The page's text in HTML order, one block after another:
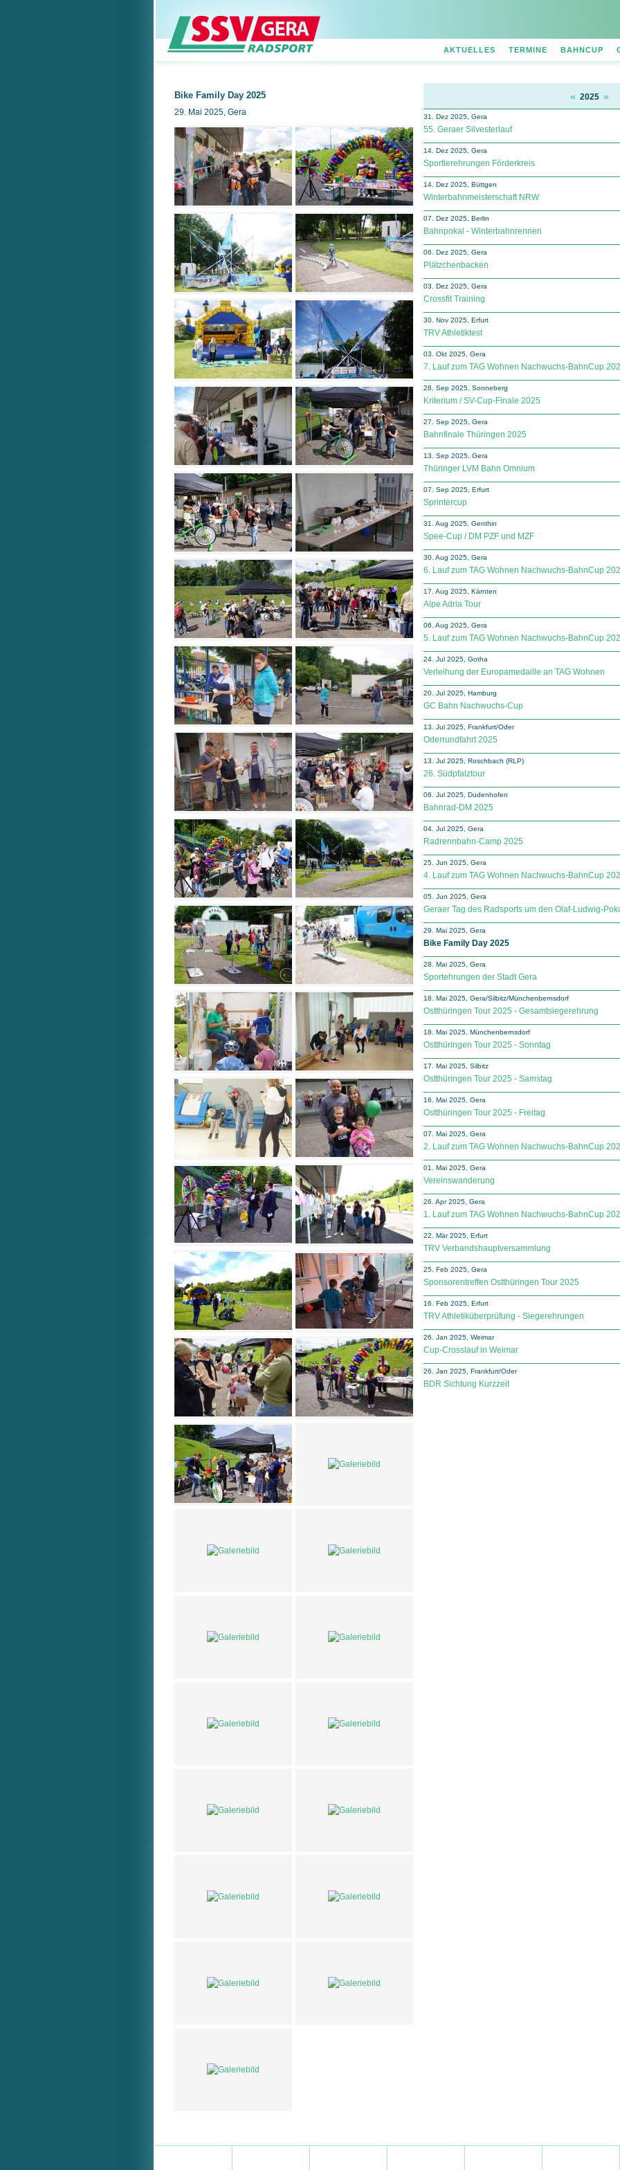
AKTUELLES TERMINE BAHNCUP
Bike Family Day 2025
29. Mai 2025, Gera
« 2025 »
31. Dez 2025, Gera
55. Geraer Silvesterlauf
14. Dez 2025, Gera
Sportlerehrungen Förderkreis
14. Dez 2025, Büttgen
Winterbahnmeisterschaft NRW
07. Dez 2025, Berlin
Bahnpokal - Winterbahnrennen
06. Dez 2025, Gera
Plätzchenbacken
03. Dez 2025, Gera
Crossfit Training
30. Nov 2025, Erfurt
TRV Athletiktest
03. Okt 2025, Gera
7. Lauf zum TAG Wohnen Nachwuchs-BahnCup
28. Sep 2025, Sonneberg
Kriterium / SV-Cup-Finale 2025
27. Sep 2025, Gera
Bahnfinale Thüringen 2025
13. Sep 2025, Gera
Thüringer LVM Bahn Omnium
07. Sep 2025, Erfurt
Sprintercup
31. Aug 2025, Genthin
Spee-Cup / DM PZF und MZF
30. Aug 2025, Gera
6. Lauf zum TAG Wohnen Nachwuchs-BahnCup
17. Aug 2025, Kärnten
Alpe Adria Tour
06. Aug 2025, Gera
5. Lauf zum TAG Wohnen Nachwuchs-BahnCup
24. Jul 2025, Gotha
Verleihung der Europamedaille an TAG Wohnen
20. Jul 2025, Hamburg
GC Bahn Nachwuchs-Cup
13. Jul 2025, Frankfurt/Oder
Oderrundfahrt 2025
13. Jul 2025, Roschbach (RLP)
26. Südpfalztour
06. Jul 2025, Dudenhofen
Bahnrad-DM 2025
04. Jul 2025, Gera
Radrennbahn-Camp 2025
25. Jun 2025, Gera
4. Lauf zum TAG Wohnen Nachwuchs-BahnCup
05. Jun 2025, Gera
Geraer Tag des Radsports um den Olaf-Ludwig-
29. Mai 2025, Gera
Bike Family Day 2025
28. Mai 2025, Gera
Sportehrungen der Stadt Gera
18. Mai 2025, Gera/Silbitz/Münchenbernsdorf
Ostthüringen Tour 2025 - Gesamtsiegerehrung
18. Mai 2025, Münchenbernsdorf
Ostthüringen Tour 2025 - Sonntag
17. Mai 2025, Silbitz
Ostthüringen Tour 2025 - Samstag
16. Mai 2025, Gera
Ostthüringen Tour 2025 - Freitag
07. Mai 2025, Gera
2. Lauf zum TAG Wohnen Nachwuchs-BahnCup
01. Mai 2025, Gera
Vereinswanderung
26. Apr 2025, Gera
1. Lauf zum TAG Wohnen Nachwuchs-BahnCup
22. Mär 2025, Erfurt
TRV Verbandshauptversammlung
25. Feb 2025, Gera
Sponsorentreffen Ostthüringen Tour 2025
16. Feb 2025, Erfurt
TRV Athletiküberprüfung - Siegerehrungen
26. Jan 2025, Weimar
Cup-Crosslauf in Weimar
26. Jan 2025, Frankfurt/Oder
BDR Sichtung Kurzzeit